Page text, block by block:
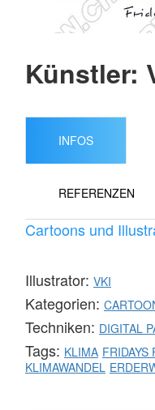
Künstler:
INFOS
REFERENZEN
Cartoons und
Illustrator: VKI
Kategorien:
Techniken: DIGITAL
Tags: KLIMA FRIDAYS
KLIMAWANDEL